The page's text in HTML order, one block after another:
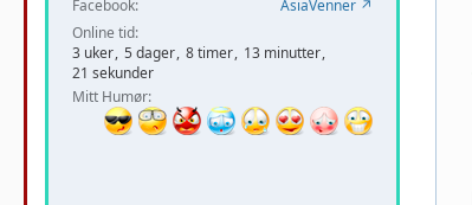
Facebook
AsiaVenner
Online tid
3 uker 5 dager 8 timer 13 minutter
21 sekunder
Mitt Humør